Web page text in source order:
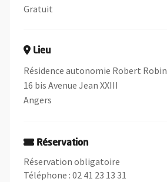
Gratuit
Lieu
Résidence autonomie Robert Robin
16 bis Avenue Jean XXIII
Angers
Réservation
Réservation obligatoire
Téléphone : 02 41 23 13 31